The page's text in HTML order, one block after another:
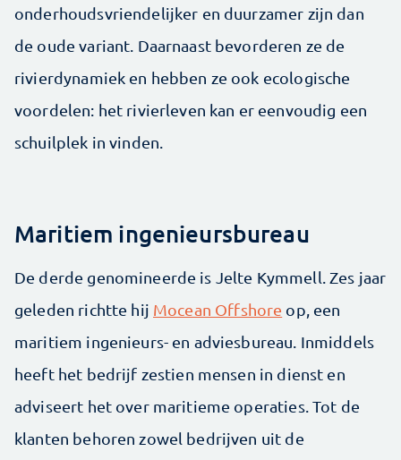
onderhoudsvriendelijker en duurzamer zijn dan
de oude variant. Daarnaast bevorderen ze de
rivierdynamiek en hebben ze ook ecologische
voordelen: het rivierleven kan er eenvoudig een
schuilplek in vinden.
Maritiem ingenieursbureau
De derde genomineerde is Jelte Kymmell. Zes jaar
geleden richtte hij Mocean Offshore op, een
maritiem ingenieurs- en adviesbureau. Inmiddels
heeft het bedrijf zestien mensen in dienst en
adviseert het over maritieme operaties. Tot de
klanten behoren zowel bedrijven uit de